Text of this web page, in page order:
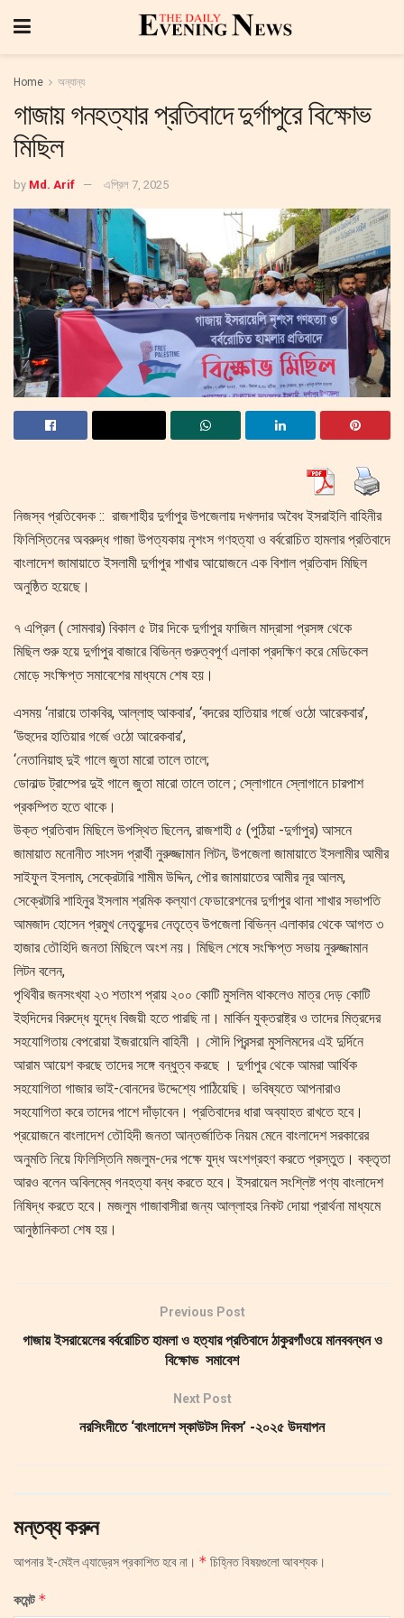
Home অন্যান্য
গাজায় গনহত্যার প্রতিবাদে দুর্গাপুরে বিক্ষোভ
মিছিল
by Md. Arif এপ্রিল 7, 2025
নিজস্ব প্রতিবেদক :: রাজশাহীর দুর্গাপুর উপজেলায় দখলদার অবৈধ ইসরাইলি বাহিনীর
ফিলিস্তিনের অবরুদ্ধ গাজা উপত্যকায় নৃশংস গণহত্যা ও বর্বরোচিত হামলার প্রতিবাদে
বাংলাদেশ জামায়াতে ইসলামী দুর্গাপুর শাখার আয়োজনে এক বিশাল প্রতিবাদ মিছিল
অনুষ্ঠিত হয়েছে।
৭ এপ্রিল ( সোমবার) বিকাল ৫ টার দিকে দুর্গাপুর ফাজিল মাদ্রাসা প্রসঙ্গ থেকে
মিছিল শুরু হয়ে দুর্গাপুর বাজারে বিভিন্ন গুরুত্বপূর্ণ এলাকা প্রদক্ষিণ করে মেডিকেল
মোড়ে সংক্ষিপ্ত সমাবেশের মাধ্যমে শেষ হয়।
এসময় ‘নারায়ে তাকবির, আল্লাহু আকবার’, ‘বদরের হাতিয়ার গর্জে ওঠো আরেকবার’,
‘উহুদের হাতিয়ার গর্জে ওঠো আরেকবার’,
‘নেতানিয়াহু দুই গালে জুতা মারো তালে তালে;
ডোনাল্ড ট্রাম্পের দুই গালে জুতা মারো তালে তালে ; স্লোগানে স্লোগানে চারপাশ
প্রকম্পিত হতে থাকে।
উক্ত প্রতিবাদ মিছিলে উপস্থিত ছিলেন, রাজশাহী ৫ (পুঠিয়া -দুর্গাপুর) আসনে
জামায়াত মনোনীত সাংসদ প্রার্থী নুরুজ্জামান লিটন, উপজেলা জামায়াতে ইসলামীর আমীর
সাইফুল ইসলাম, সেক্রেটারি শামীম উদ্দিন, পৌর জামায়াতের আমীর নূর আলম,
সেক্রেটারি শাহিনুর ইসলাম শ্রমিক কল্যাণ ফেডারেশনের দুর্গাপুর থানা শাখার সভাপতি
আমজাদ হোসেন প্রমুখ নেতৃবৃন্দের নেতৃত্বে উপজেলা বিভিন্ন এলাকার থেকে আগত ৩
হাজার তৌহিদি জনতা মিছিলে অংশ নয়। মিছিল শেষে সংক্ষিপ্ত সভায় নুরুজ্জামান
লিটন বলেন,
পৃথিবীর জনসংখ্যা ২৩ শতাংশ প্রায় ২০০ কোটি মুসলিম থাকলেও মাত্র দেড় কোটি
ইহুদিদের বিরুদ্ধে যুদ্ধে বিজয়ী হতে পারছি না। মার্কিন যুক্তরাষ্ট্র ও তাদের মিত্রদের
সহযোগিতায় বেপরোয়া ইজরায়েলি বাহিনী । সৌদি প্রিন্সরা মুসলিমদের এই দুর্দিনে
আরাম আয়েশ করছে তাদের সঙ্গে বন্ধুত্ব করছে । দুর্গাপুর থেকে আমরা আর্থিক
সহযোগিতা গাজার ভাই-বোনদের উদ্দেশ্যে পাঠিয়েছি। ভবিষ্যতে আপনারাও
সহযোগিতা করে তাদের পাশে দাঁড়াবেন। প্রতিবাদের ধারা অব্যাহত রাখতে হবে।
প্রয়োজনে বাংলাদেশ তৌহিদী জনতা আন্তর্জাতিক নিয়ম মেনে বাংলাদেশ সরকারের
অনুমতি নিয়ে ফিলিস্তিনি মজলুম-দের পক্ষে যুদ্ধ অংশগ্রহণ করতে প্রস্তুত। বক্তৃতা
আরও বলেন অবিলম্বে গনহত্যা বন্ধ করতে হবে। ইসরায়েল সংশ্লিষ্ট পণ্য বাংলাদেশ
নিষিদ্ধ করতে হবে। মজলুম গাজাবাসীরা জন্য আল্লাহর নিকট দোয়া প্রার্থনা মাধ্যমে
আনুষ্ঠানিকতা শেষ হয়।
Previous Post
গাজায় ইসরায়েলের বর্বরোচিত হামলা ও হত্যার প্রতিবাদে ঠাকুরগাঁওয়ে মানববন্ধন ও
বিক্ষোভ সমাবেশ
Next Post
নরসিংদীতে ‘বাংলাদেশ স্কাউটস দিবস’ -২০২৫ উদযাপন
মন্তব্য করুন
আপনার ই-মেইল এ্যাড্রেস প্রকাশিত হবে না। * চিহ্নিত বিষয়গুলো আবশ্যক।
কমেন্ট*